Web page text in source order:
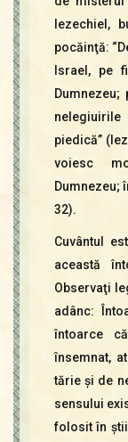
Iezechiel,
pocăinţă:
Israel, pe
piedică”
voiesc
Dumnezeu;
32).
Cuvântul
această
Observaţi
adânc:
întoarce
însemnat,
tărie şi de
sensului
folosit în